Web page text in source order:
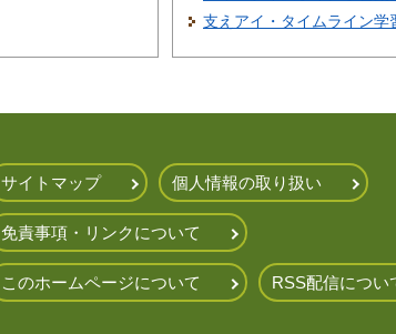
支えアイ・タイムライン学
サイトマップ 個人情報の取り扱い
免責事項・リンクについて
このホームページについて RSS配信につい